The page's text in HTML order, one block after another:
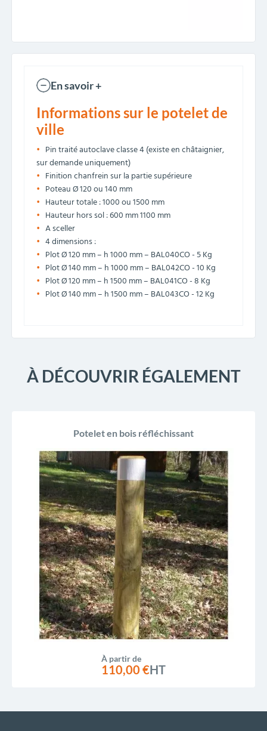
En savoir +
Informations sur le potelet de
ville
Pin traité autoclave classe 4 (existe en châtaignier,
sur demande uniquement)
Finition chanfrein sur la partie supérieure
Poteau Ø 120 ou 140 mm
Hauteur totale : 1000 ou 1500 mm
Hauteur hors sol : 600 mm 1100 mm
A sceller
4 dimensions :
Plot Ø 120 mm – h 1000 mm – BAL040CO - 5 Kg
Plot Ø 140 mm – h 1000 mm – BAL042CO - 10 Kg
Plot Ø 120 mm – h 1500 mm – BAL041CO - 8 Kg
Plot Ø 140 mm – h 1500 mm – BAL043CO - 12 Kg
À DÉCOUVRIR ÉGALEMENT
Potelet en bois réfléchissant
À partir de
110,00 €HT